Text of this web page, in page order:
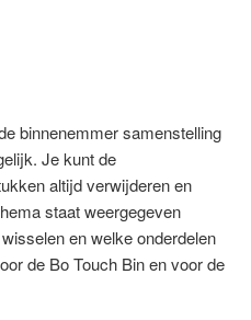
binnenemmer samenstelling
Je kunt de
altijd verwijderen en
staat weergegeven
en welke onderdelen
de Bo Touch Bin en voor de